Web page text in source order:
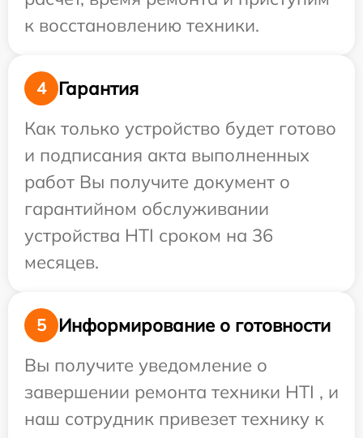
к восстановлению техники.
4
Гарантия
Как только устройство будет готово
и подписания акта выполненных
работ Вы получите документ о
гарантийном обслуживании
устройства HTI сроком на 36
месяцев.
5
Информирование о готовности
Вы получите уведомление о
завершении ремонта техники HTI , и
наш сотрудник привезет технику к